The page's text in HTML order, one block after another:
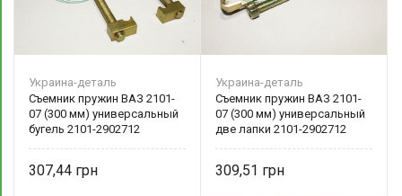
Украина-деталь
Съемник пружин ВАЗ 2101-
07 (300 мм) универсальный
бугель 2101-2902712
307,44
Украина-деталь
Съемник пружин ВАЗ 2101-
07 (300 мм) универсальный
две лапки 2101-2902712
309,51